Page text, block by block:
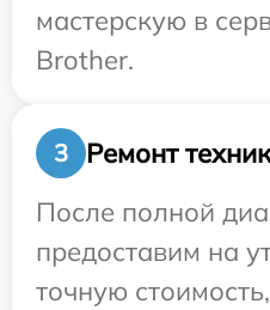
мастерскую в
Brother.
3
Ремонт
После полной
предоставим на
точную